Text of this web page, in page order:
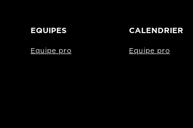
EQUIPES
Equipe pro
CALENDRIER
Equipe pro